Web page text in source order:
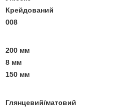
Крейдований
008
200 мм
8 мм
150 мм
Глянцевий/матовий